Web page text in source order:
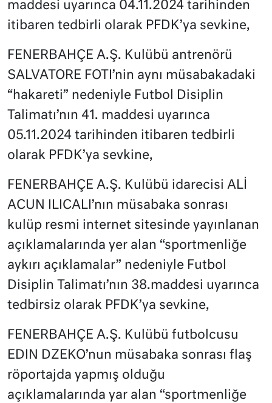
maddesi uyarınca 04.11.2024 tarihinden
itibaren tedbirli olarak PFDK’ya sevkine,
FENERBAHÇE A.Ş. Kulübü antrenörü
SALVATORE FOTI’nin aynı müsabakadaki
“hakareti” nedeniyle Futbol Disiplin
Talimatı’nın 41. maddesi uyarınca
05.11.2024 tarihinden itibaren tedbirli
olarak PFDK’ya sevkine,
FENERBAHÇE A.Ş. Kulübü idarecisi ALİ
ACUN ILICALI’nın müsabaka sonrası
kulüp resmi internet sitesinde yayınlanan
açıklamalarında yer alan “sportmenliğe
aykırı açıklamalar” nedeniyle Futbol
Disiplin Talimatı’nın 38.maddesi uyarınca
tedbirsiz olarak PFDK’ya sevkine,
FENERBAHÇE A.Ş. Kulübü futbolcusu
EDIN DZEKO’nun müsabaka sonrası flaş
röportajda yapmış olduğu
açıklamalarında yar alan “sportmenliğe